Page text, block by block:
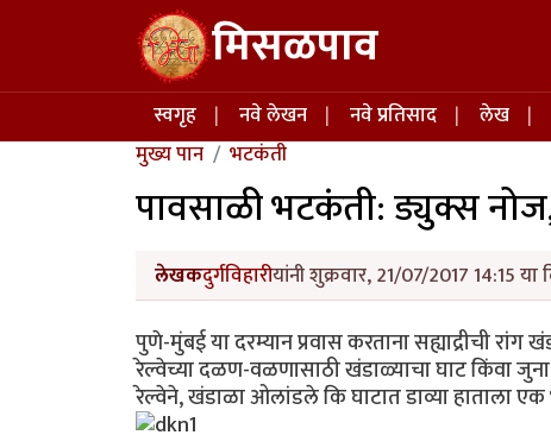
Skip to main content मिसळपाव
Main navigation
स्वगृह नवे लेखन नवे प्रतिसाद लेख
मुख्य पान
भटकंती
पावसाळी भटकंती: ड्युक्स
लेखकदुर्गविहारीयांनी शुक्रवार, 21/07/2017 14:15
पुणे-मुंबई या दरम्यान प्रवास करताना सह्याद्रीची रांग
रेल्वेच्या दळण-वळणासाठी खंडाळ्याचा घाट किंवा
रेल्वेने, खंडाळा ओलांडले कि घाटात डाव्या